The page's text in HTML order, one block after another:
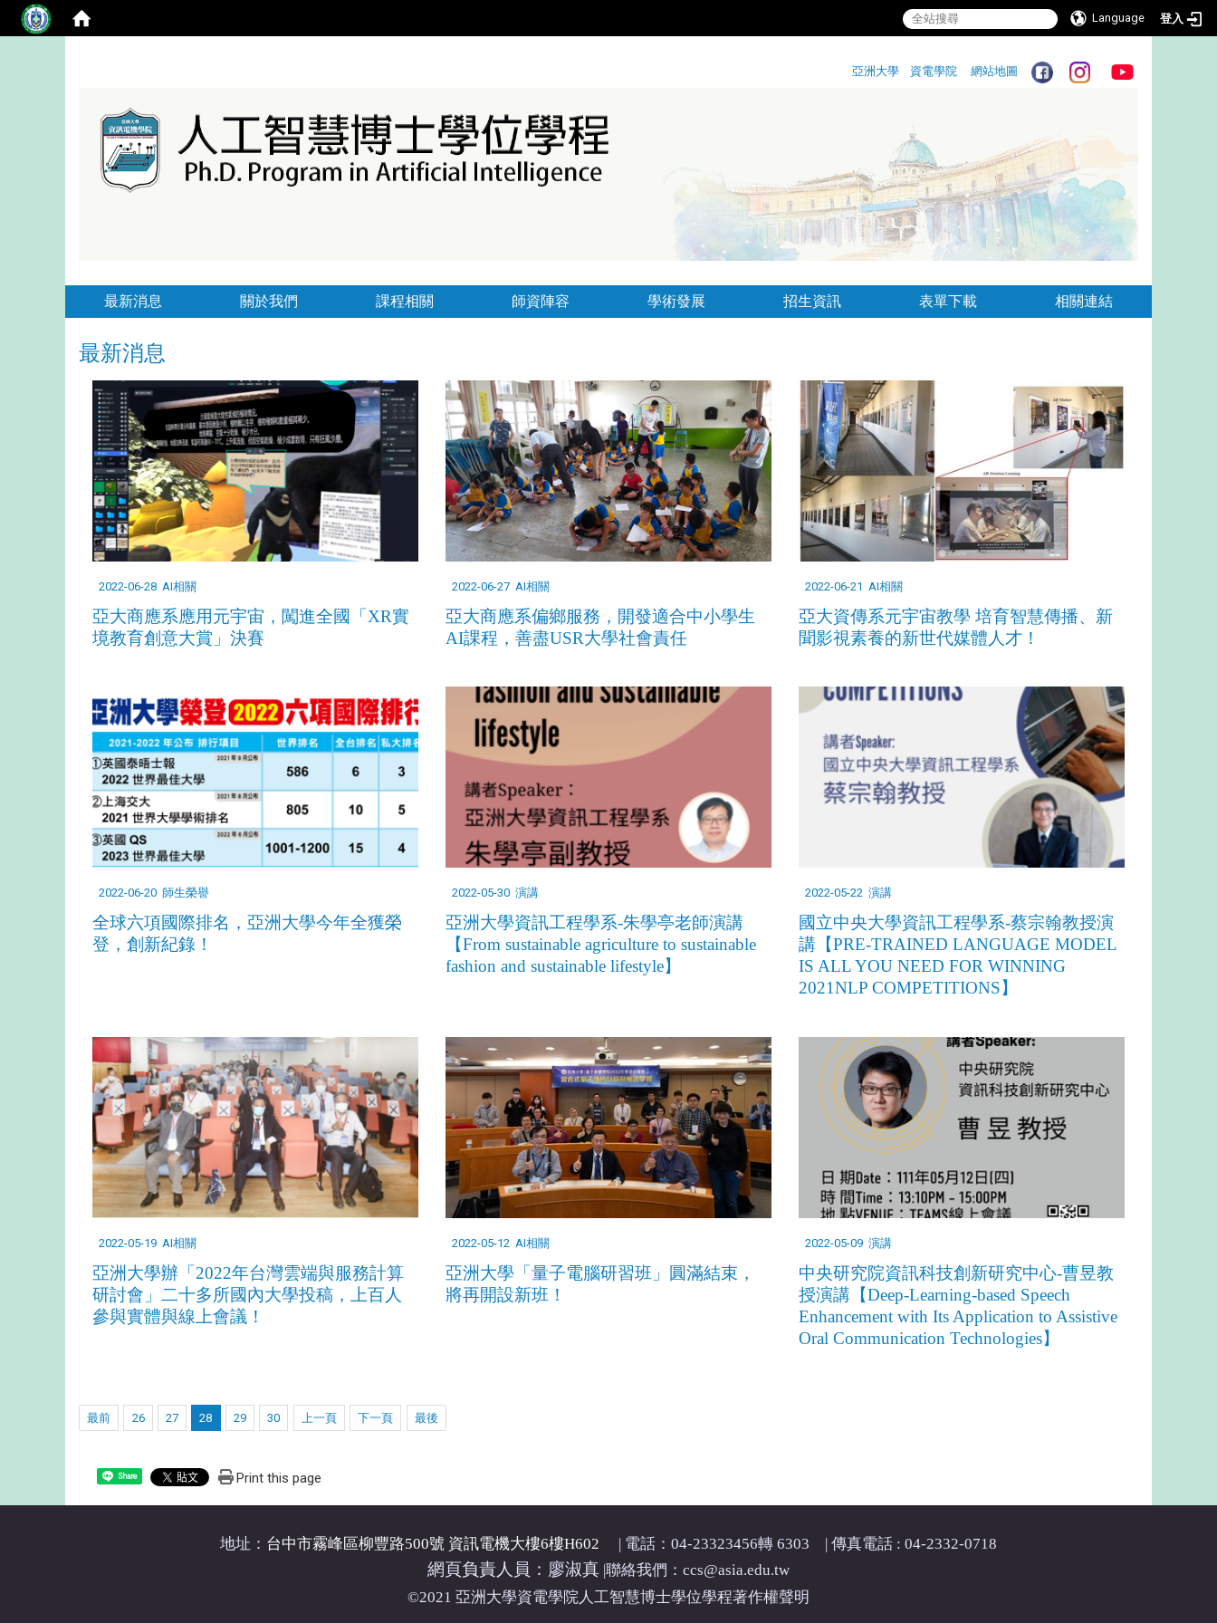
Language 登入
亞洲大學
資電學院 網站地圖
最新消息 關於我們 課程相關 師資陣容 學術發展 招生資訊 表單下載 相關連結
最新消息
2022-06-28 AI相關
亞大商應系應用元宇宙，闖進全國「XR實
境教育創意大賞」決賽
2022-06-27 AI相關
亞大商應系偏鄉服務，開發適合中小學生
AI課程，善盡USR大學社會責任
2022-06-21 AI相關
亞大資傳系元宇宙教學 培育智慧傳播、新
聞影視素養的新世代媒體人才！
2022-06-20 師生榮譽
全球六項國際排名，亞洲大學今年全獲榮
登，創新紀錄！
2022-05-30 演講
亞洲大學資訊工程學系-朱學亭老師演講
【From sustainable agriculture to sustainable
fashion and sustainable lifestyle】
2022-05-22 演講
國立中央大學資訊工程學系-蔡宗翰教授演
講【PRE-TRAINED LANGUAGE MODEL
IS ALL YOU NEED FOR WINNING
2021NLP COMPETITIONS】
2022-05-19 AI相關
亞洲大學辦「2022年台灣雲端與服務計算
研討會」二十多所國內大學投稿，上百人
參與實體與線上會議 ！
2022-05-12 AI相關
亞洲大學「量子電腦研習班」圓滿結束，
將再開設新班！
2022-05-09 演講
中央研究院資訊科技創新研究中心-曹昱教
授演講【Deep-Learning-based Speech
Enhancement with Its Application to Assistive
Oral Communication Technologies】
最前 26 27 28 29 30 上一頁 下一頁 最後
Share Print this page
地址： 台中市霧峰區柳豐路500號 資訊電機大樓6樓H602 | 電話：04-23323456轉 6303 | 傳真電話 : 04-2332-0718
網頁負責人員：廖淑真 聯絡我們：ccs@asia.edu.tw
©2021 亞洲大學資電學院人工智慧博士學位學程著作權聲明